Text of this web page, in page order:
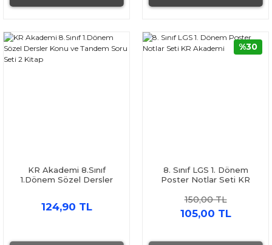
KR Akademi 8.Sınıf
1.Dönem Sözel Dersler
124,90 TL
8. Sınıf LGS 1. Dönem
Poster Notlar Seti KR
150,00 TL
105,00 TL
%30